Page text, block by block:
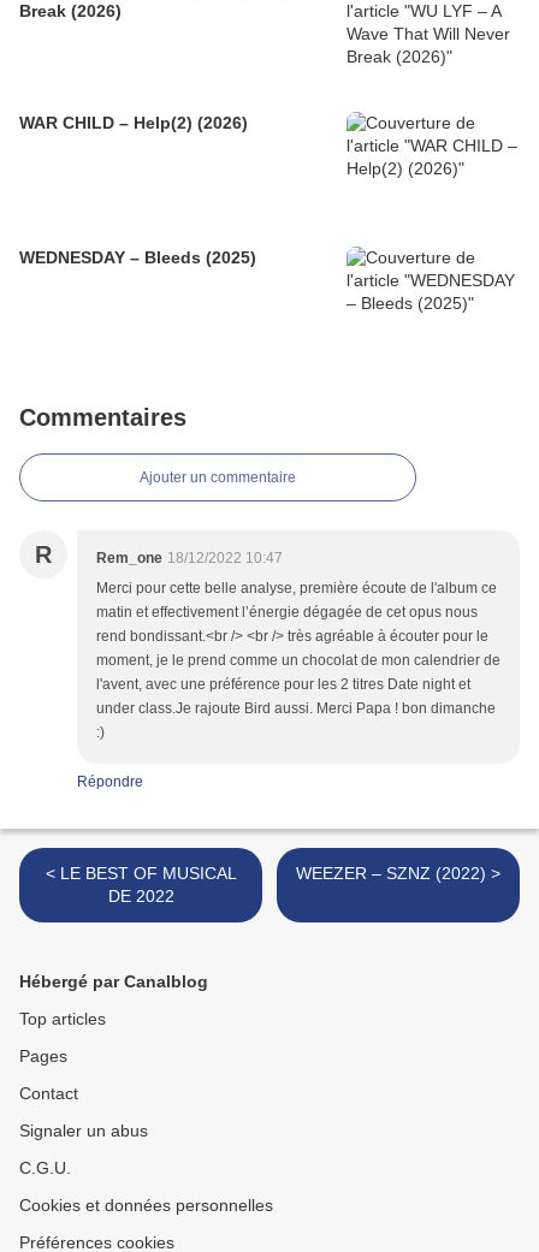
Break (2026)
WAR CHILD – Help(2) (2026)
WEDNESDAY – Bleeds (2025)
Commentaires
Ajouter un commentaire
R Rem_one 18/12/2022 10:47
Merci pour cette belle analyse, première écoute de l'album ce
matin et effectivement l’énergie dégagée de cet opus nous
rend bondissant.<br /> <br /> très agréable à écouter pour le
moment, je le prend comme un chocolat de mon calendrier de
l'avent, avec une préférence pour les 2 titres Date night et
under class.Je rajoute Bird aussi. Merci Papa ! bon dimanche
:)
Répondre
< LE BEST OF MUSICAL
DE 2022
WEEZER – SZNZ (2022) >
Hébergé par Canalblog
Top articles
Pages
Contact
Signaler un abus
C.G.U.
Cookies et données personnelles
Préférences cookies